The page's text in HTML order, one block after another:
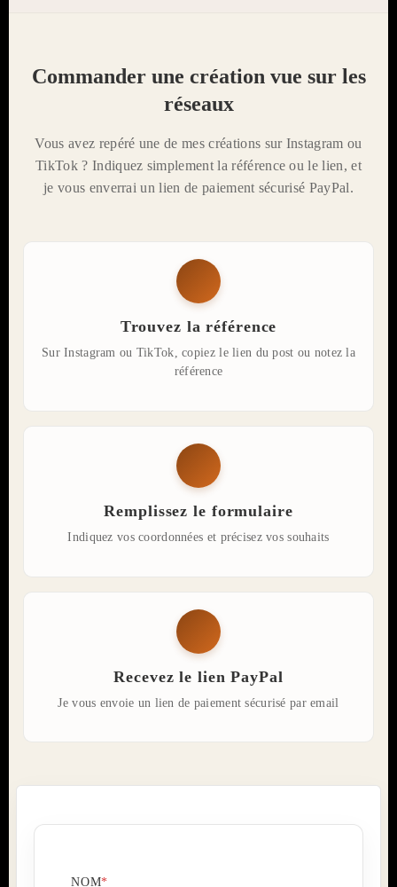
Commander une création vue sur les
réseaux
Vous avez repéré une de mes créations sur Instagram ou
TikTok ? Indiquez simplement la référence ou le lien, et
je vous enverrai un lien de paiement sécurisé PayPal.
Trouvez la référence
Sur Instagram ou TikTok, copiez le lien du post ou notez la
référence
Remplissez le formulaire
Indiquez vos coordonnées et précisez vos souhaits
Recevez le lien PayPal
Je vous envoie un lien de paiement sécurisé par email
NOM*